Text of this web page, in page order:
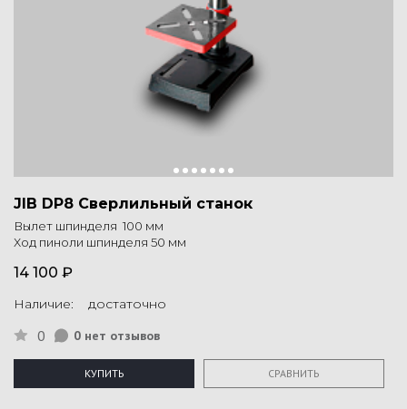
JIB DP8 Сверлильный станок
Вылет шпинделя 100 мм
Ход пиноли шпинделя 50 мм
14 100 ₽
Наличие: достаточно
0 0 нет отзывов
КУПИТЬ СРАВНИТЬ